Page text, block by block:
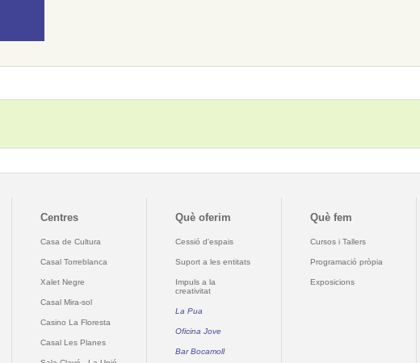
Centres
Casa de Cultura
Casal Torreblanca
Xalet Negre
Casal Mira-sol
Casino La Floresta
Casal Les Planes
Què oferim
Cessió d'espais
Suport a les entitats
Impuls a la
creativitat
La Pua
Oficina Jove
Bar Bocamoll
Què fem
Cursos i Tallers
Programació pròpia
Exposicions